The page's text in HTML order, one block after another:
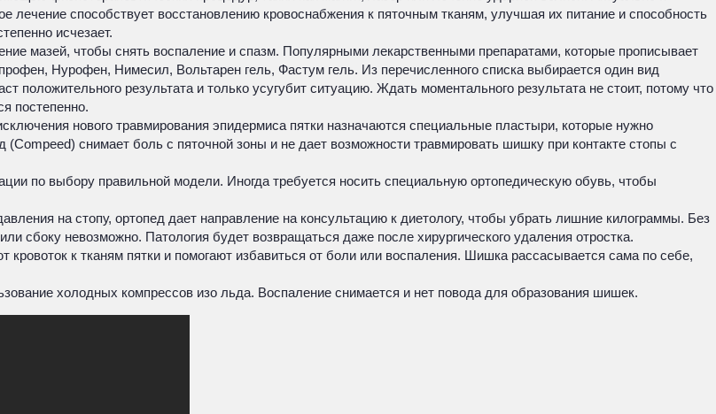
способствует восстановлению кровоснабжения к пяточным тканям, улучшая их питание и способность
исчезает.
мазей, чтобы снять воспаление и спазм. Популярными лекарственными препаратами, которые прописывает
Нурофен, Нимесил, Вольтарен гель, Фастум гель. Из перечисленного списка выбирается один вид
положительного результата и только усугубит ситуацию. Ждать моментального результата не стоит, потому что
постепенно.
нового травмирования эпидермиса пятки назначаются специальные пластыри, которые нужно
снимает боль с пяточной зоны и не дает возможности травмировать шишку при контакте стопы с
по выбору правильной модели. Иногда требуется носить специальную ортопедическую обувь, чтобы
на стопу, ортопед дает направление на консультацию к диетологу, чтобы убрать лишние килограммы. Без
сбоку невозможно. Патология будет возвращаться даже после хирургического удаления отростка.
к тканям пятки и помогают избавиться от боли или воспаления. Шишка рассасывается сама по себе,
холодных компрессов изо льда. Воспаление снимается и нет повода для образования шишек.